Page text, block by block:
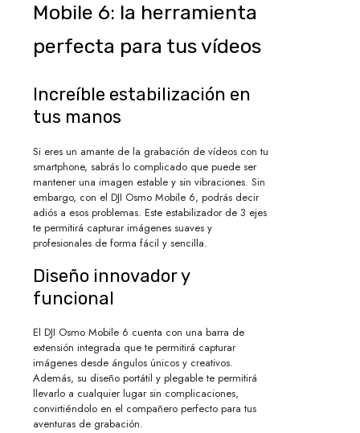
Mobile 6: la herramienta
perfecta para tus vídeos
Increíble estabilización en
tus manos
Si eres un amante de la grabación de vídeos con tu
smartphone, sabrás lo complicado que puede ser
mantener una imagen estable y sin vibraciones. Sin
embargo, con el DJI Osmo Mobile 6, podrás decir
adiós a esos problemas. Este estabilizador de 3 ejes
te permitirá capturar imágenes suaves y
profesionales de forma fácil y sencilla.
Diseño innovador y
funcional
El DJI Osmo Mobile 6 cuenta con una barra de
extensión integrada que te permitirá capturar
imágenes desde ángulos únicos y creativos.
Además, su diseño portátil y plegable te permitirá
llevarlo a cualquier lugar sin complicaciones,
convirtiéndolo en el compañero perfecto para tus
aventuras de grabación.